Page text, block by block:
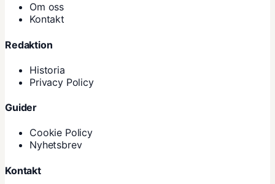
Om oss
Kontakt
Redaktion
Historia
Privacy Policy
Guider
Cookie Policy
Nyhetsbrev
Kontakt